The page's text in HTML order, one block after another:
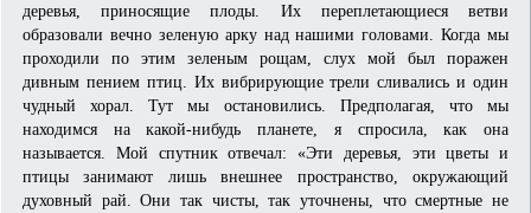
деревья, приносящие плоды. Их переплетающиеся ветви
образовали вечно зеленую арку над нашими головами. Когда мы
проходили по этим зеленым рощам, слух мой был поражен
дивным пением птиц. Их вибрирующие трели сливались и один
чудный хорал. Тут мы остановились. Предполагая, что мы
находимся на какой-нибудь планете, я спросила, как она
называется. Мой спутник отвечал: «Эти деревья, эти цветы и
птицы занимают лишь внешнее пространство, окружающий
духовный рай. Они так чисты, так уточнены, что смертные не